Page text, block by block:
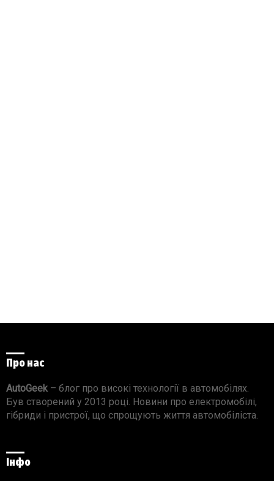
Про нас
AutoGeek– блог про високі технології в автомобілях.
Був створений у 2013 році. Новини про електромобілі,
гібриди і пристрої, що спрощують життя автомобіліста.
Інфо